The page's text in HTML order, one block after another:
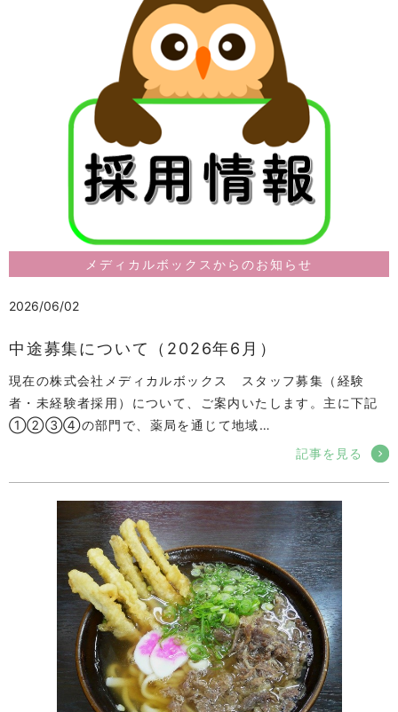
メディカルボックスからのお知らせ
2026/06/02
中途募集について（2026年6月）
現在の株式会社メディカルボックス スタッフ募集（経験
者・未経験者採用）について、ご案内いたします。主に下記
①②③④の部門で、薬局を通じて地域…
記事を見る